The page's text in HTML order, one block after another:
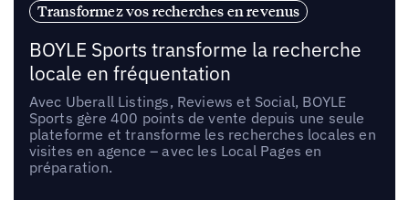
Transformez vos recherches en revenus
BOYLE Sports transforme la recherche
locale en fréquentation
Avec Uberall Listings, Reviews et Social, BOYLE
Sports gère 400 points de vente depuis une seule
plateforme et transforme les recherches locales en
visites en agence – avec les Local Pages en
préparation.